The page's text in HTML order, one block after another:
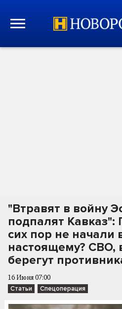
"Втравят в войну
подпалят
сих пор не начали
настоящему? СВО,
берегут
16 Июня 07:00
Статьи Спецоперация